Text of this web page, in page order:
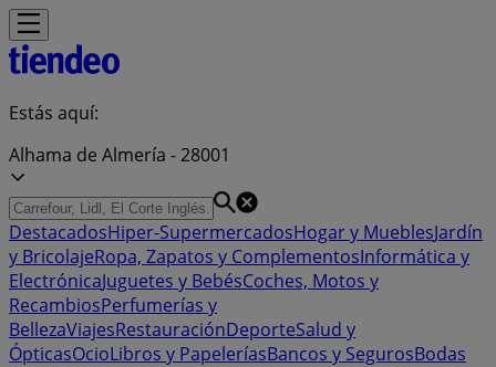
Estás aquí:
Alhama de Almería - 28001
DestacadosHiper-SupermercadosHogar y MueblesJardín
y BricolajeRopa, Zapatos y ComplementosInformática y
ElectrónicaJuguetes y BebésCoches, Motos y
RecambiosPerfumerías y
BellezaViajesRestauraciónDeporteSalud y
ÓpticasOcioLibros y PapeleríasBancos y SegurosBodas